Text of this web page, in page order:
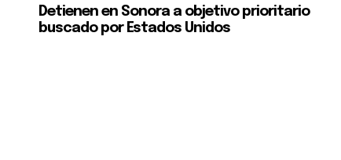
Detienen en Sonora a objetivo prioritario
buscado por Estados Unidos